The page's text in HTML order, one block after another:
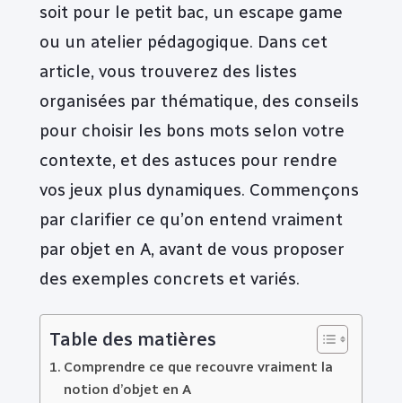
soit pour le petit bac, un escape game
ou un atelier pédagogique. Dans cet
article, vous trouverez des listes
organisées par thématique, des conseils
pour choisir les bons mots selon votre
contexte, et des astuces pour rendre
vos jeux plus dynamiques. Commençons
par clarifier ce qu’on entend vraiment
par objet en A, avant de vous proposer
des exemples concrets et variés.
Table des matières
Comprendre ce que recouvre vraiment la
notion d’objet en A